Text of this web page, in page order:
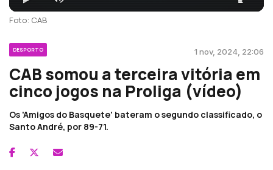
Foto: CAB
DESPORTO 1 nov, 2024, 22:06
CAB somou a terceira vitória em
cinco jogos na Proliga (vídeo)
Os 'Amigos do Basquete' bateram o segundo classificado, o
Santo André, por 89-71.